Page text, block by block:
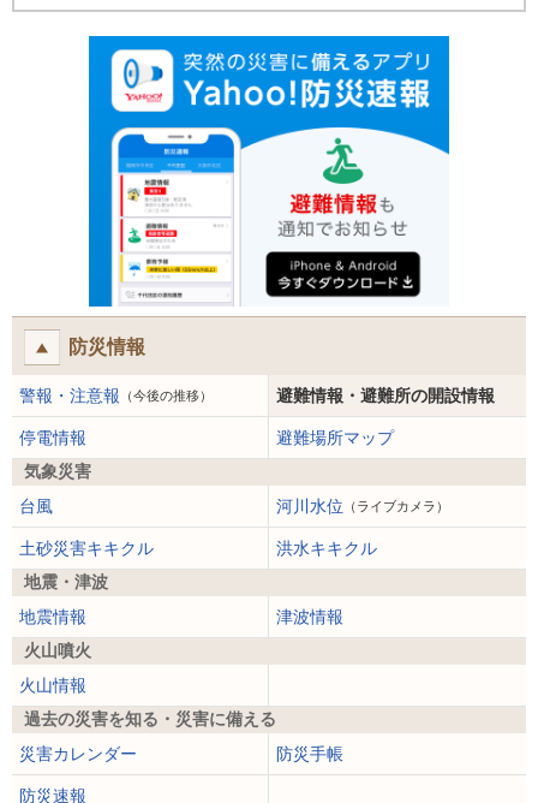
防災情報
警報・注意報 （今後の推移） 避難情報・避難所の開設情報
停電情報
避難場所マップ
気象災害
台風
河川水位 （ライブカメラ）
土砂災害キキクル
洪水キキクル
地震・津波
地震情報
津波情報
火山噴火
火山情報
過去の災害を知る・災害に備える
災害カレンダー
防災手帳
防災速報